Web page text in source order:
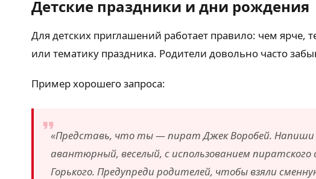
Детские праздники и дни рождения
Для детских приглашений работает правило: чем
или тематику праздника. Родители довольно часто
Пример хорошего запроса:
«Представь, что ты — пират Джек Воробей. Напиши
авантюрный, веселый, с использованием
Горького. Предупреди родителей, чтобы взяли